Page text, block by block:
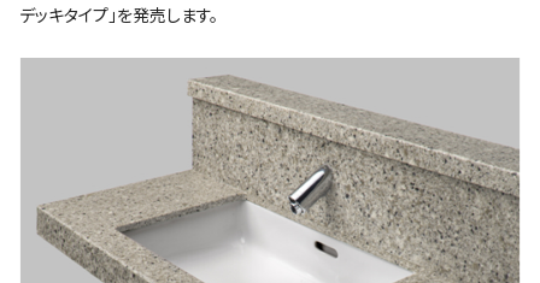
デッキタイプ」を発売します。